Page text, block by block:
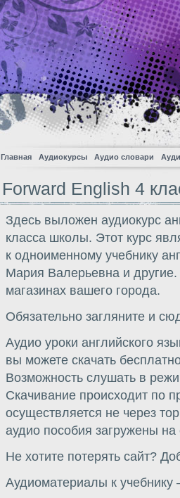
Главная Аудиокурсы Аудио словари
Forward English 4
Здесь выложен аудиокурс
класса школы. Этот курс
к одноименному учебнику
Мария Валерьевна и
магазинах вашего города.
Обязательно загляните и
Аудио уроки английского
вы можете скачать
Возможность слушать в
Скачивание происходит по
осуществляется не через
аудио пособия загружены
Не хотите потерять сайт?
Аудиоматериалы к